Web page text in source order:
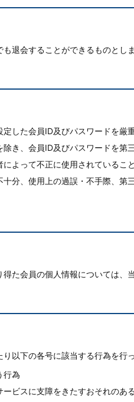
退会することができるものとし
した会員ID及びパスワードを厳
き、会員ID及びパスワードを第
よって不正に使用されているこ
分、使用上の過誤・不手際、
た会員の個人情報については、
以下の各号に該当する行為を行
行為
ビスに支障をきたすおそれのあ